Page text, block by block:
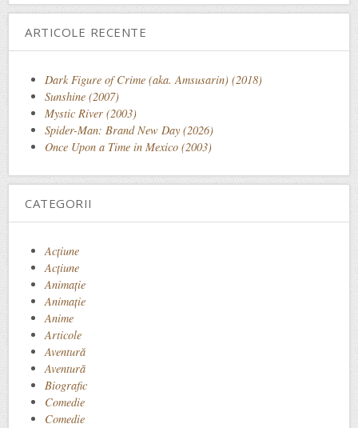
ARTICOLE RECENTE
Dark Figure of Crime (aka. Amsusarin) (2018)
Sunshine (2007)
Mystic River (2003)
Spider-Man: Brand New Day (2026)
Once Upon a Time in Mexico (2003)
CATEGORII
Acţiune
Acțiune
Animaţie
Animație
Anime
Articole
Aventură
Aventură
Biografic
Comedie
Comedie